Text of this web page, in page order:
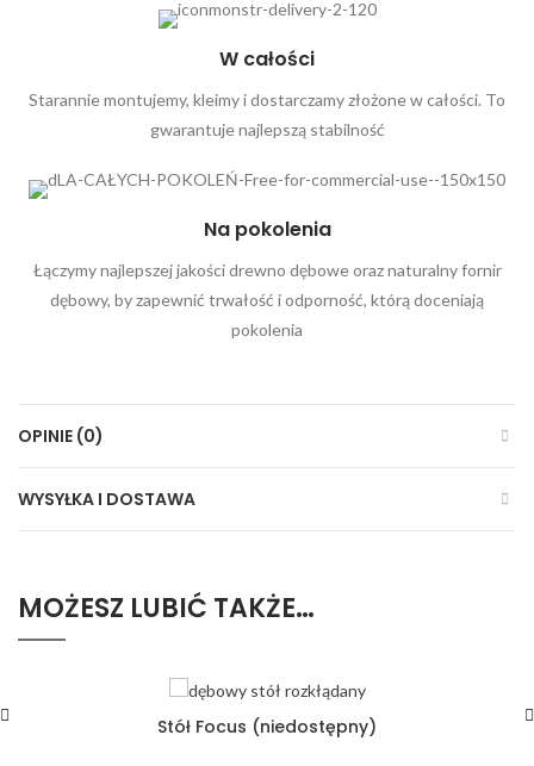
W całości
Starannie montujemy, kleimy i dostarczamy złożone w całości. To
gwarantuje najlepszą stabilność
Na pokolenia
Łączymy najlepszej jakości drewno dębowe oraz naturalny fornir
dębowy, by zapewnić trwałość i odporność, którą doceniają
pokolenia
OPINIE (0)
WYSYŁKA I DOSTAWA
MOŻESZ LUBIĆ TAKŻE…
Stół Focus (niedostępny)